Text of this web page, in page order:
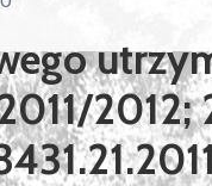
2012;